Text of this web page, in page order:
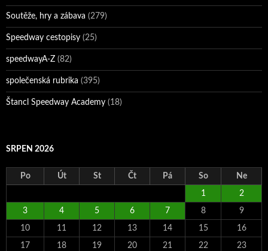
Soutěže, hry a zábava (279)
Speedway cestopisy (25)
speedwayA-Z (82)
společenská rubrika (395)
Štancl Speedway Academy (18)
SRPEN 2026
Po Út St Čt Pá So Ne
1 2
3 4 5 6 7 8 9
10 11 12 13 14 15 16
17 18 19 20 21 22 23